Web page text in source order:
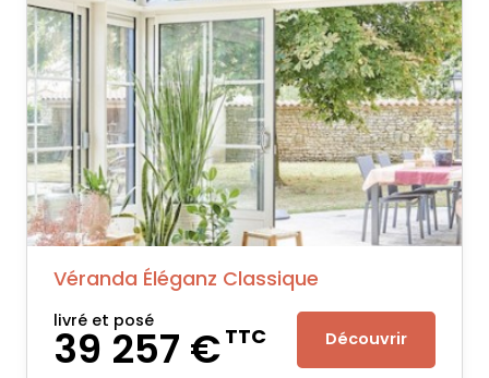
Véranda Éléganz Classique
livré et posé
39 257 €TTC Découvrir